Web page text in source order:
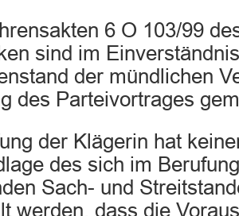
6 O 103/99
sind im
der mündlichen
des Parteivortrages
der Klägerin hat
des sich im
Sach- und
werden, dass die